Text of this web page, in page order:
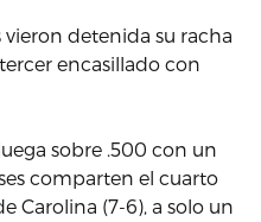
vieron detenida su racha
encasillado con
sobre .500 con un
comparten el cuarto
Carolina (7-6), a solo un